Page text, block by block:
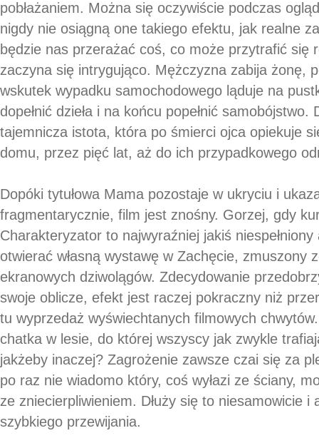
pobłażaniem. Można się oczywiście podczas
nigdy nie osiągną one takiego efektu, jak realne
będzie nas przerażać coś, co może przytrafić się
zaczyna się intrygująco. Mężczyzna zabija żonę,
wskutek wypadku samochodowego ląduje na
dopełnić dzieła i na końcu popełnić
tajemnicza istota, która po śmierci ojca opiekuje
domu, przez pięć lat, aż do ich przypadkowego
Dopóki tytułowa Mama pozostaje w ukryciu i
fragmentarycznie, film jest znośny. Gorzej, gdy
Charakteryzator to najwyraźniej jakiś
otwierać własną wystawę w Zachęcie, zmuszony
ekranowych dziwolągów. Zdecydowanie
swoje oblicze, efekt jest raczej pokraczny niż
tu wyprzedaż wyświechtanych filmowych
chatka w lesie, do której wszyscy jak zwykle
jakżeby inaczej? Zagrożenie zawsze czai się za
po raz nie wiadomo który, coś wyłazi ze ściany,
ze zniecierpliwieniem. Dłuży się to niesamowicie i
szybkiego przewijania.